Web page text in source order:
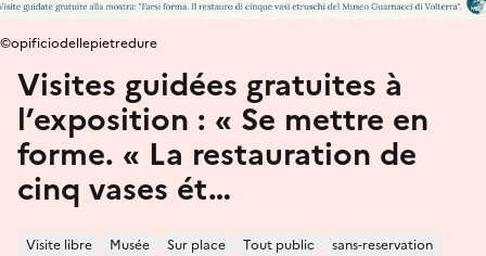
Visites guidées gratuites à
l’exposition : « Se mettre en
forme. « La restauration de
cinq vases ét…
Visite libre Musée Sur place Tout public sans-reservation
©opificiodellepietredure